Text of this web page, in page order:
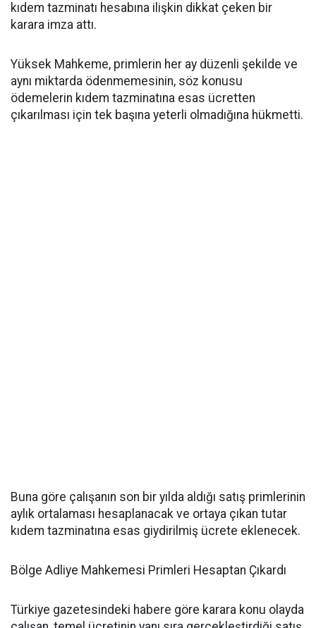
kıdem tazminatı hesabına ilişkin dikkat çeken bir
karara imza attı.
Yüksek Mahkeme, primlerin her ay düzenli şekilde ve
aynı miktarda ödenmemesinin, söz konusu
ödemelerin kıdem tazminatına esas ücretten
çıkarılması için tek başına yeterli olmadığına hükmetti.
Buna göre çalışanın son bir yılda aldığı satış primlerinin
aylık ortalaması hesaplanacak ve ortaya çıkan tutar
kıdem tazminatına esas giydirilmiş ücrete eklenecek.
Bölge Adliye Mahkemesi Primleri Hesaptan Çıkardı
Türkiye gazetesindeki habere göre karara konu olayda